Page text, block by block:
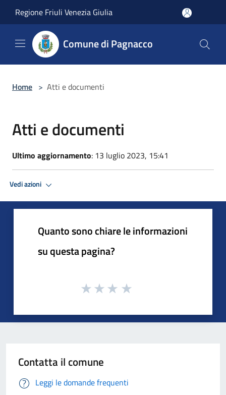
Regione Friuli Venezia Giulia
Comune di Pagnacco
Home > Atti e documenti
Atti e documenti
Ultimo aggiornamento: 13 luglio 2023, 15:41
Vedi azioni
Quanto sono chiare le informazioni
su questa pagina?
Contatta il comune
Leggi le domande frequenti